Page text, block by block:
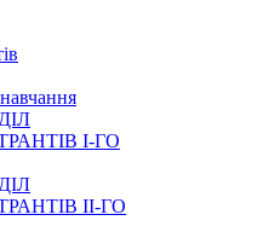
І-ГО
ІІ-ГО